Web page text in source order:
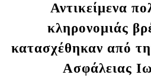
Αντικείμενα
κληρονομιάς
κατασχέθηκαν από
Ασφάλειας